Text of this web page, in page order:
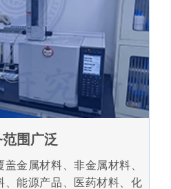
范围广泛
金属材料、非金属材料、
、能源产品、医药材料、化